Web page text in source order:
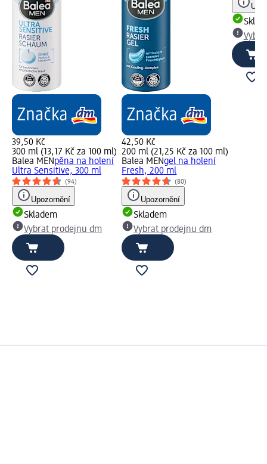
39,50 Kč
300 ml (13,17 Kč za 100 ml)
Balea MENpěna na holení
Ultra Sensitive, 300 ml
(94)
Upozornění
Skladem
Vybrat prodejnu dm
42,50 Kč
200 ml (21,25 Kč za 100 ml)
Balea MENgel na holení
Fresh, 200 ml
(80)
Upozornění
Skladem
Vybrat prodejnu dm